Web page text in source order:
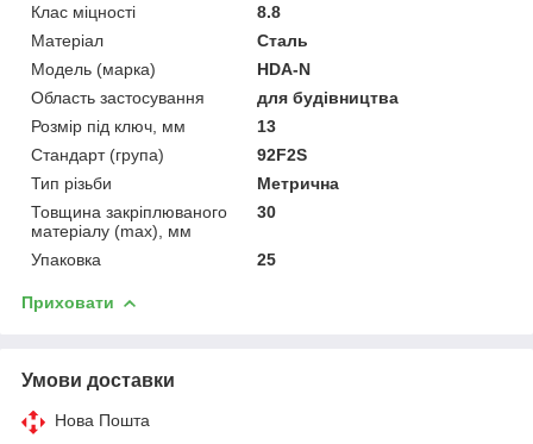
Клас міцності
8.8
Матеріал
Сталь
Модель (марка)
HDA-N
Область застосування
для будівництва
Розмір під ключ, мм
13
Стандарт (група)
92F2S
Тип різьби
Метрична
Товщина закріплюваного
матеріалу (max), мм
30
Упаковка 25
Приховати
Умови доставки
Нова Пошта